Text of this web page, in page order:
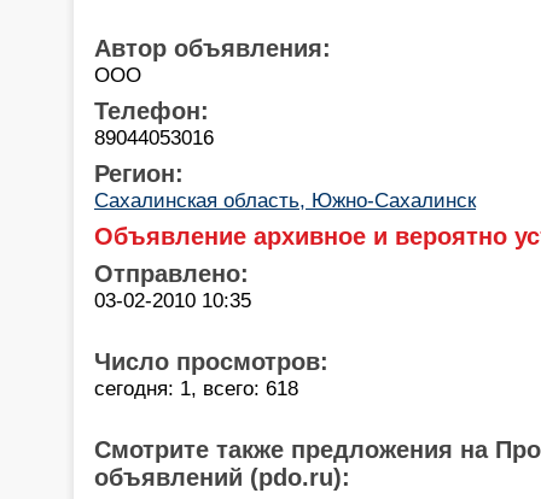
Автор объявления:
ООО
Телефон:
89044053016
Регион:
Сахалинская область, Южно-Сахалинск
Объявление архивное и вероятно
Отправлено:
03-02-2010 10:35
Число просмотров:
сегодня: 1, всего: 618
Смотрите также предложения на
объявлений (pdo.ru):